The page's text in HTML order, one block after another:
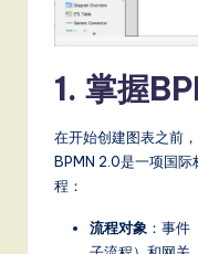
1. 掌握
在开始创建图表之前
BPMN 2.0是一项国际
程：
流程对象 ：事